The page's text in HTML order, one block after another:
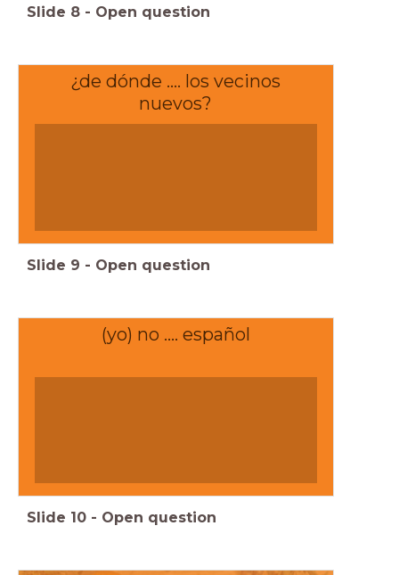
Slide 8 - Open question
¿de dónde .... los vecinos
nuevos?
Slide 9 - Open question
(yo) no .... español
Slide 10 - Open question